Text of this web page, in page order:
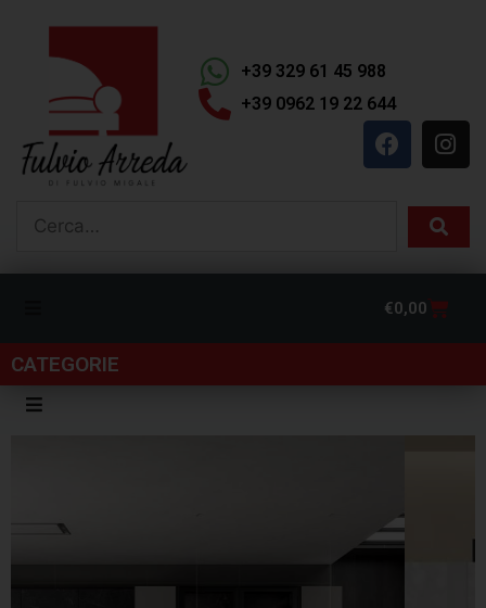
+39 329 61 45 988
+39 0962 19 22 644
CATEGORIE
€0,00